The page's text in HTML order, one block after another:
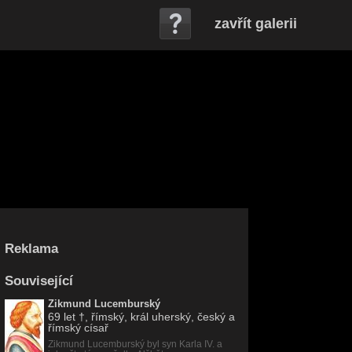
zavřít galerii
Reklama
Související
Zikmund Lucemburský
69 let †, římský, král uherský, český a
římský císař
Zikmund Lucemburský byl syn Karla IV. a